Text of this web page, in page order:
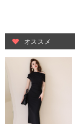
オススメ